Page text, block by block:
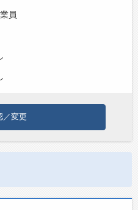
面接対策など)
り扱っており、そのうち
は2件、
の再就職も可能です。 新潟県
転職情報を探している方は、
てくださいね。
員
／変更